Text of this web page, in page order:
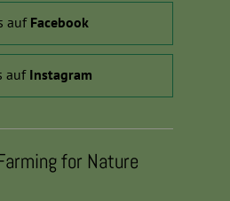
auf Facebook
auf Instagram
for Nature